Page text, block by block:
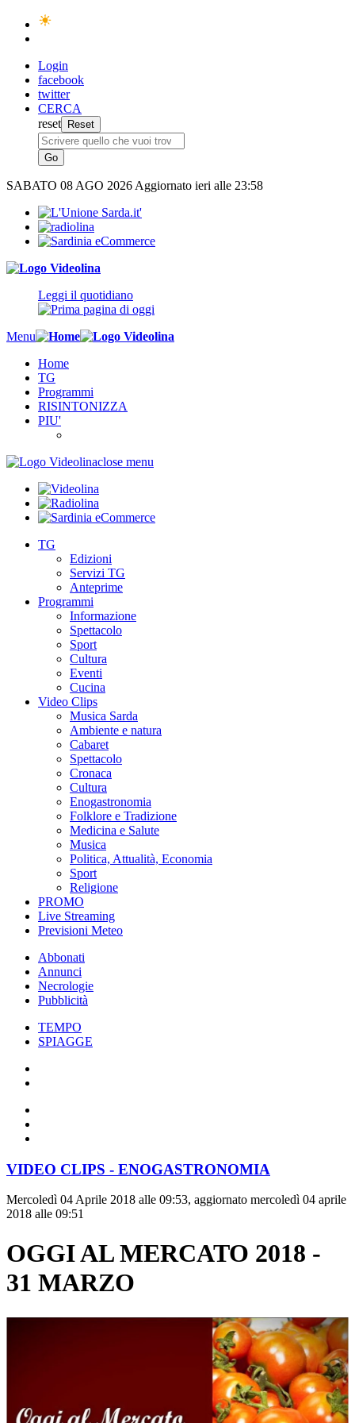
Login
facebook
twitter
CERCA
reset
SABATO 08 AGO 2026 Aggiornato ieri alle 23:58
Leggi il quotidiano
Menu
Home
TG
Programmi
RISINTONIZZA
PIU'
close menu
TG
Edizioni
Servizi TG
Anteprime
Programmi
Informazione
Spettacolo
Sport
Cultura
Eventi
Cucina
Video Clips
Musica Sarda
Ambiente e natura
Cabaret
Spettacolo
Cronaca
Cultura
Enogastronomia
Folklore e Tradizione
Medicina e Salute
Musica
Politica, Attualità, Economia
Sport
Religione
PROMO
Live Streaming
Previsioni Meteo
Abbonati
Annunci
Necrologie
Pubblicità
TEMPO
SPIAGGE
VIDEO CLIPS - ENOGASTRONOMIA
Mercoledì 04 Aprile 2018 alle 09:53, aggiornato mercoledì 04 aprile
2018 alle 09:51
OGGI AL MERCATO 2018 -
31 MARZO